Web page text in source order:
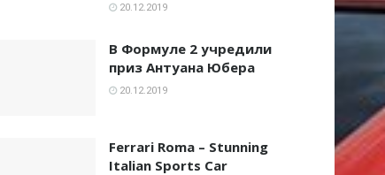
20.12.2019
В Формуле 2 учредили
приз Антуана Юбера
20.12.2019
Ferrari Roma – Stunning
Italian Sports Car